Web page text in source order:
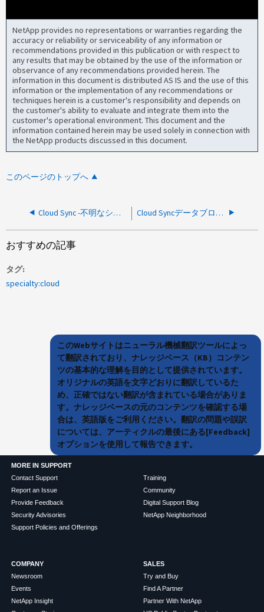
NetApp provides no representations or warranties regarding the
accuracy or reliability or serviceability of any information or
recommendations provided in this publication or with respect to
any results that may be obtained by the use of the information or
observance of any recommendations provided herein. The
information in this document is distributed AS IS and the use of this
information or the implementation of any recommendations or
techniques herein is a customer's responsibility and depends on
the customer's ability to evaluate and integrate them into the
customer's operational environment. This document and the
information contained herein may be used solely in connection with
the NetApp products discussed in this document.
このページのトップへ
Cloud Sync -不明なシステムエラー-524 lstat Cloud Syncデータブローカーの同期関係がタイムアウトし、頻繁な再起動が必要になる
おすすめの記事
タグ
specialty:cloud
このWebサイトはニューラル機械翻訳ツールによっ
て翻訳されており、ナレッジベース（KB）コンテン
ツの基本的な理解を目的として提供されています。
オリジナルの英語を文字どおりに翻訳しているた
め、正確ではない翻訳が含まれている場合がありま
す。ナレッジベースの元のコンテンツを確認する場
合は、英語版をご利用ください。翻訳の問題や誤訳
については、アーティクルの最後にある[Feedback]
オプションを使用して報告できます。
MORE IN SUPPORT
Contact Support
Report an Issue
Provide Feedback
Security Advisories
Support Policies and Offerings
Training
Community
Digital Support Blog
NetApp Neighborhood
COMPANY
Newsroom
Events
NetApp Insight
SALES
Try and Buy
Find A Partner
Partner With NetApp